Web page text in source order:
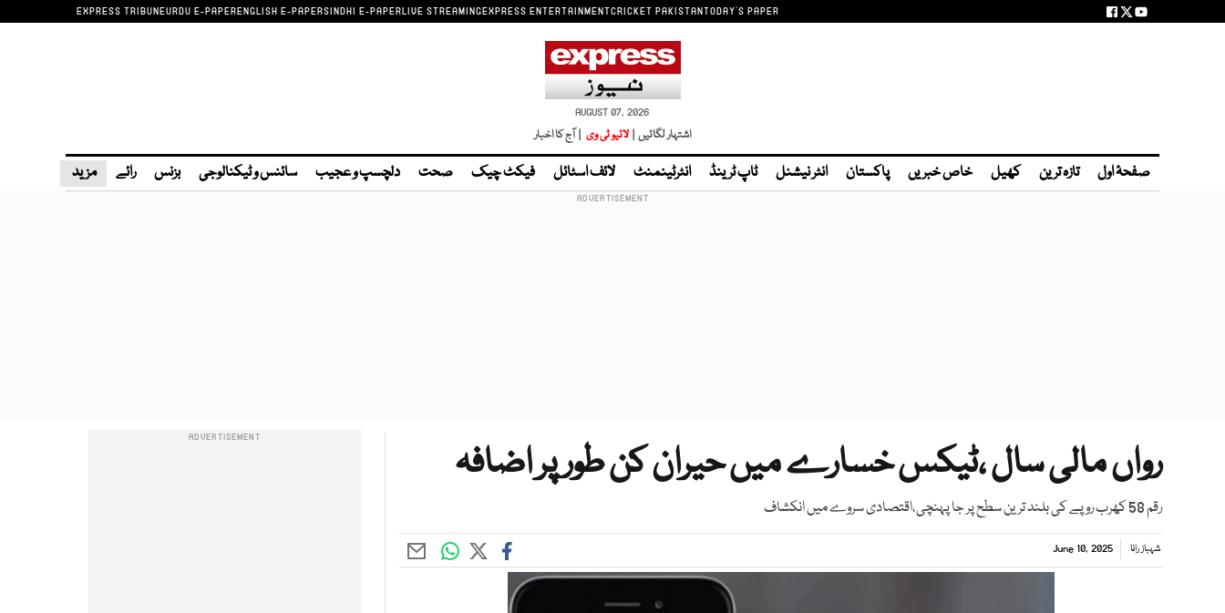
EXPRESS TRIBUNEURDU E-PAPERENGLISH E-PAPERSINDHI E-PAPERLIVE STREAMINGEXPRESS ENTERTAINMENTCRICKET PAKISTANTODAY'S PAPER
AUGUST 07, 2026
اشتہار لگائیں | لائیو ٹی وی | آج کا اخبار
صفحۂ اول تازہ ترین کھیل خاص خبریں پاکستان انٹر نیشنل ٹاپ ٹرینڈ انٹرٹینمنٹ لائف اسٹائل فیکٹ چیک صحت دلچسپ و عجیب سائنس و ٹیکنالوجی بزنس رائے مزید
رواں مالی سال ،ٹیکس خسارے میں حیران کن طور پر اضافہ
رقم 58 کھرب روپے کی بلند ترین سطح پر جا پہنچی،اقتصادی سروے میں انکشاف
شہباز رانا June 10, 2025